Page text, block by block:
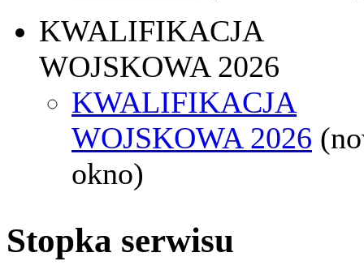
KWALIFIKACJA
WOJSKOWA 2026
KWALIFIKACJA
WOJSKOWA 2026
okno)
Stopka serwisu